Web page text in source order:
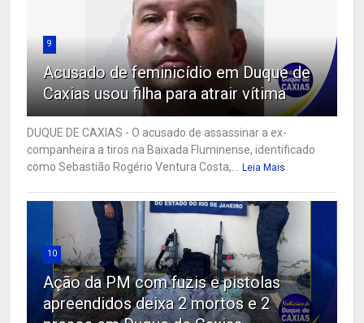
9
Acusado de feminicídio em Duque de
Caxias usou filha para atrair vítima
DUQUE DE CAXIAS - O acusado de assassinar a ex-
companheira a tiros na Baixada Fluminense, identificado
como Sebastião Rogério Ventura Costa,... Leia Mais
10
Ação da PM com fuzis e pistolas
apreendidos deixa 2 mortos e 2